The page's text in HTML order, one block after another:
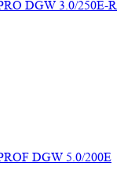
DGW 3.0/250E-R
DGW 5.0/200E